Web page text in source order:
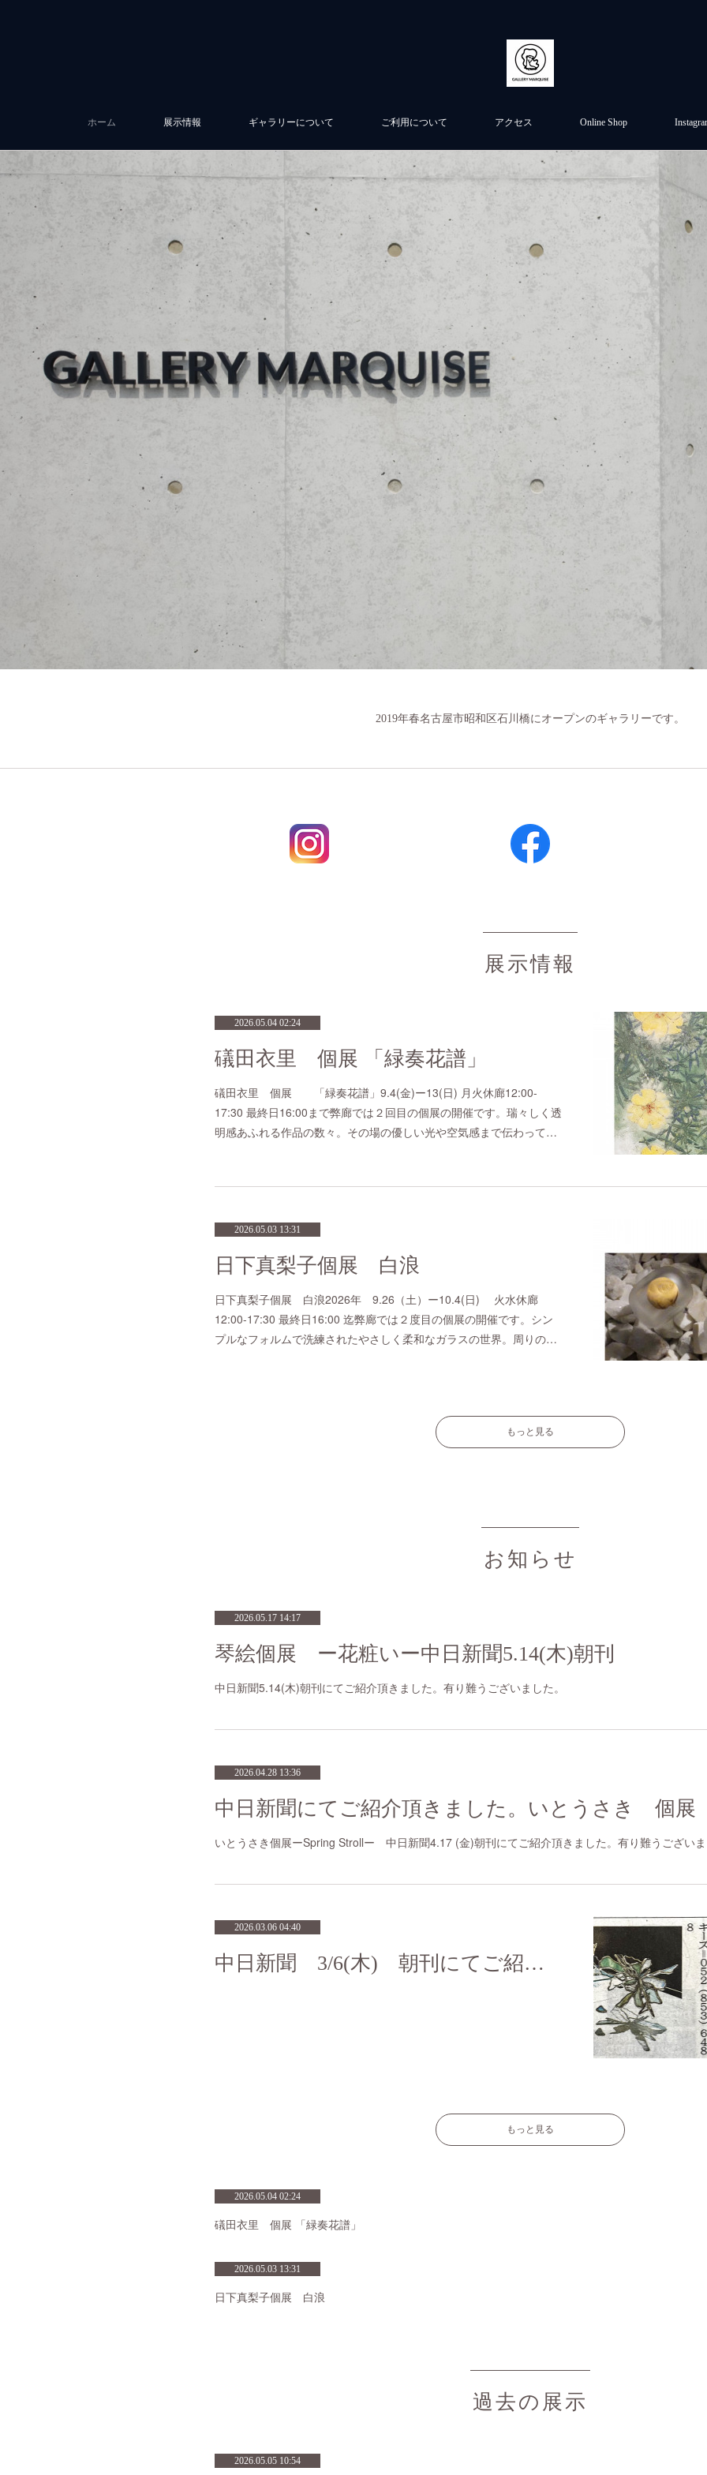
ホーム 展示情報 ギャラリーについて ご利用について アクセス Online Shop
2019年春名古屋市昭和区石川橋にオープンのギャラリーです。
展示情報
2026.05.04 02:24
礒田衣里 個展 「緑奏花譜」
礒田衣里 個展 「緑奏花譜」9.4(金)ー13(日) 月火休廊12:00-
17:30 最終日16:00まで弊廊では２回目の個展の開催です。瑞々しく透
明感あふれる作品の数々。その場の優しい光や空気感まで伝わって…
2026.05.03 13:31
日下真梨子個展 白浪
日下真梨子個展 白浪2026年 9.26（土）ー10.4(日) 火水休廊
12:00-17:30 最終日16:00 迄弊廊では２度目の個展の開催です。シン
プルなフォルムで洗練されたやさしく柔和なガラスの世界。周りの…
もっと見る
お知らせ
2026.05.17 14:17
琴絵個展 ー花粧いー中日新聞5.14(木)朝刊
中日新聞5.14(木)朝刊にてご紹介頂きました。有り難うございました。
2026.04.28 13:36
中日新聞にてご紹介頂きました。いとうさき 個展
いとうさき個展ーSpring Strollー 中日新聞4.17 (金)朝刊にてご紹介頂きました。有り難うござい
2026.03.06 04:40
中日新聞 3/6(木) 朝刊にてご紹介頂きました。有り難うございました。
もっと見る
2026.05.04 02:24
礒田衣里 個展 「緑奏花譜」
2026.05.03 13:31
日下真梨子個展 白浪
過去の展示
2026.05.05 10:54